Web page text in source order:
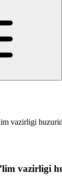
vazirligi
vazirligi